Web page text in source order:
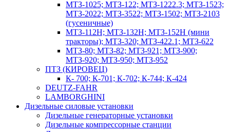
МТЗ-1025; МТЗ-122; МТЗ-1222.3; МТЗ-1523;
МТЗ-2022; МТЗ-3522; МТЗ-1502; МТЗ-2103
(гусеничные)
МТЗ-112Н; МТЗ-132Н; МТЗ-152Н (мини
тракторы); МТЗ-320; МТЗ-422.1; МТЗ-622
МТЗ-80; МТЗ-82; МТЗ-921; МТЗ-900;
МТЗ-920; МТЗ-950; МТЗ-952
ПТЗ (КИРОВЕЦ)
К- 700; К-701; К-702; К-744; К-424
DEUTZ-FAHR
LAMBORGHINI
Дизельные силовые установки
Дизельные генераторные установки
Дизельные компрессорные станции